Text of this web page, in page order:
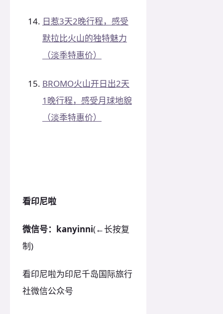
日惹3天2晚行程，感受
默拉比火山的独特魅力
（淡季特惠价）
BROMO火山开日出2天
1晚行程，感受月球地貌
（淡季特惠价）
看印尼啦
微信号：kanyinni(←长按复
制)
看印尼啦为印尼千岛国际旅行
社微信公众号